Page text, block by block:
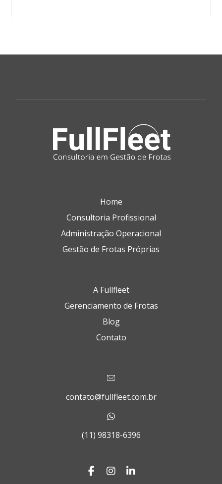
Home
Consultoria Profissional
Administração Operacional
Gestão de Frotas Próprias
A Fullfleet
Gerenciamento de Frotas
Blog
Contato
contato@fullfleet.com.br
(11) 98318-6396